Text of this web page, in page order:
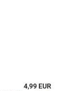
4,99 EUR